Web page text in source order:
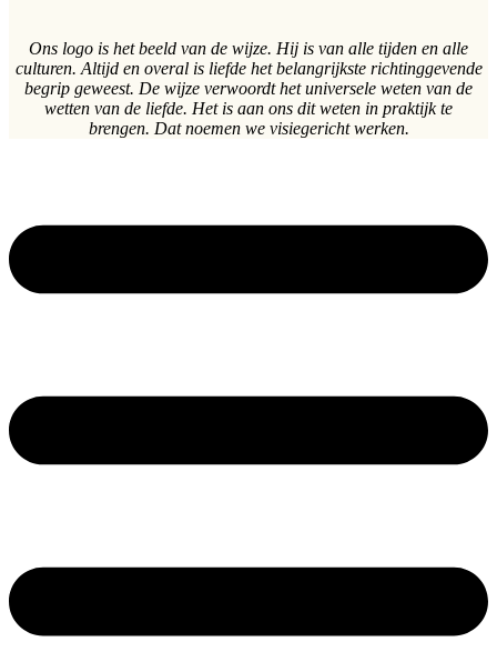
Ons logo is het beeld van de wijze. Hij is van alle tijden en alle
culturen. Altijd en overal is liefde het belangrijkste richtinggevende
begrip geweest. De wijze verwoordt het universele weten van de
wetten van de liefde. Het is aan ons dit weten in praktijk te
brengen. Dat noemen we visiegericht werken.